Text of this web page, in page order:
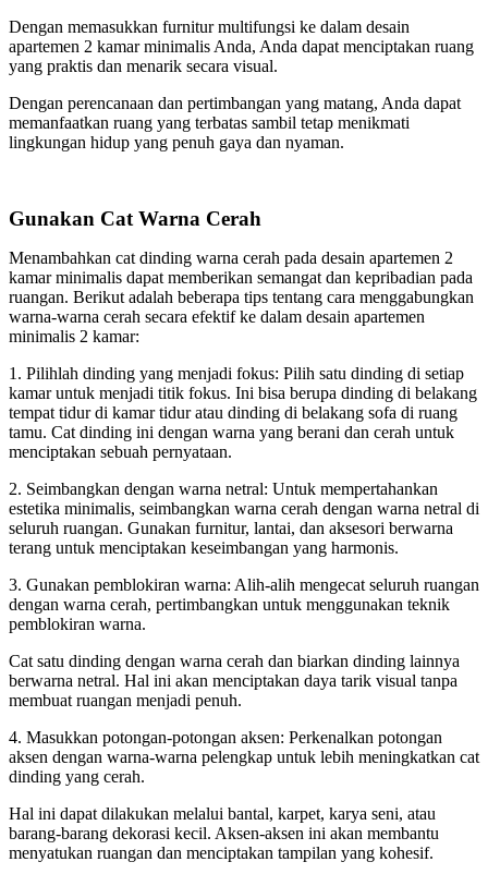
Dengan memasukkan furnitur multifungsi ke dalam desain
apartemen 2 kamar minimalis Anda, Anda dapat menciptakan ruang
yang praktis dan menarik secara visual.
Dengan perencanaan dan pertimbangan yang matang, Anda dapat
memanfaatkan ruang yang terbatas sambil tetap menikmati
lingkungan hidup yang penuh gaya dan nyaman.
Gunakan Cat Warna Cerah
Menambahkan cat dinding warna cerah pada desain apartemen 2
kamar minimalis dapat memberikan semangat dan kepribadian pada
ruangan. Berikut adalah beberapa tips tentang cara menggabungkan
warna-warna cerah secara efektif ke dalam desain apartemen
minimalis 2 kamar:
1. Pilihlah dinding yang menjadi fokus: Pilih satu dinding di setiap
kamar untuk menjadi titik fokus. Ini bisa berupa dinding di belakang
tempat tidur di kamar tidur atau dinding di belakang sofa di ruang
tamu. Cat dinding ini dengan warna yang berani dan cerah untuk
menciptakan sebuah pernyataan.
2. Seimbangkan dengan warna netral: Untuk mempertahankan
estetika minimalis, seimbangkan warna cerah dengan warna netral di
seluruh ruangan. Gunakan furnitur, lantai, dan aksesori berwarna
terang untuk menciptakan keseimbangan yang harmonis.
3. Gunakan pemblokiran warna: Alih-alih mengecat seluruh ruangan
dengan warna cerah, pertimbangkan untuk menggunakan teknik
pemblokiran warna.
Cat satu dinding dengan warna cerah dan biarkan dinding lainnya
berwarna netral. Hal ini akan menciptakan daya tarik visual tanpa
membuat ruangan menjadi penuh.
4. Masukkan potongan-potongan aksen: Perkenalkan potongan
aksen dengan warna-warna pelengkap untuk lebih meningkatkan cat
dinding yang cerah.
Hal ini dapat dilakukan melalui bantal, karpet, karya seni, atau
barang-barang dekorasi kecil. Aksen-aksen ini akan membantu
menyatukan ruangan dan menciptakan tampilan yang kohesif.